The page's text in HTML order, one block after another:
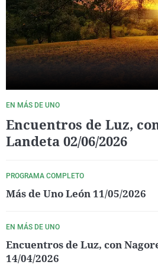
EN MÁS DE UNO
Encuentros de Luz,
Landeta 02/06/2026
PROGRAMA COMPLETO
Más de Uno León 11/05/2026
EN MÁS DE UNO
Encuentros de Luz, con
14/04/2026